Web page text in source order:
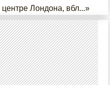
Лондона, вбл...»